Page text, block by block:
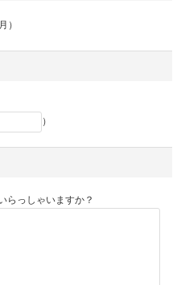
月）
）
らっしゃいますか？